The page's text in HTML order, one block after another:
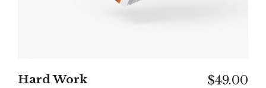
Hard Work $49.00